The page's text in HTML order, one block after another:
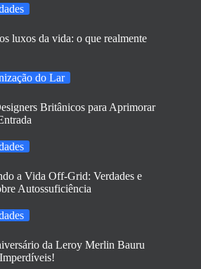
luxos da vida: o que realmente
do Lar
Britânicos para Aprimorar
a Vida Off-Grid: Verdades e
Autossuficiência
da Leroy Merlin Bauru